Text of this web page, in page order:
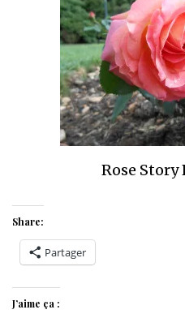
Rose
Share:
Partager
J’aime ça :